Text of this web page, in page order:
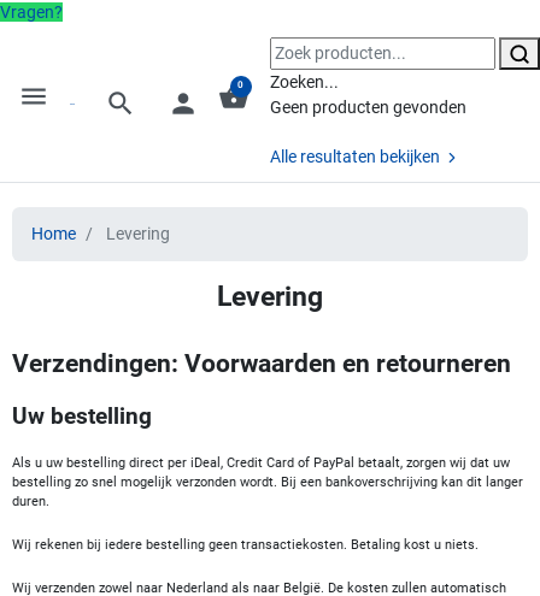
Vragen?
menu search person shopping_basket
0
Zoeken...
Geen producten gevonden
Alle resultaten bekijken
Home Levering
Levering
Verzendingen: Voorwaarden en retourneren
Uw bestelling
Als u uw bestelling direct per iDeal, Credit Card of PayPal betaalt, zorgen wij dat uw
bestelling zo snel mogelijk verzonden wordt. Bij een bankoverschrijving kan dit langer
duren.
Wij rekenen bij iedere bestelling geen transactiekosten. Betaling kost u niets.
Wij verzenden zowel naar Nederland als naar België. De kosten zullen automatisch